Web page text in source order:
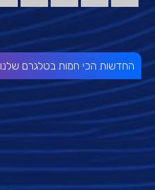
החדשות הכי חמות בטלגרם שלנו